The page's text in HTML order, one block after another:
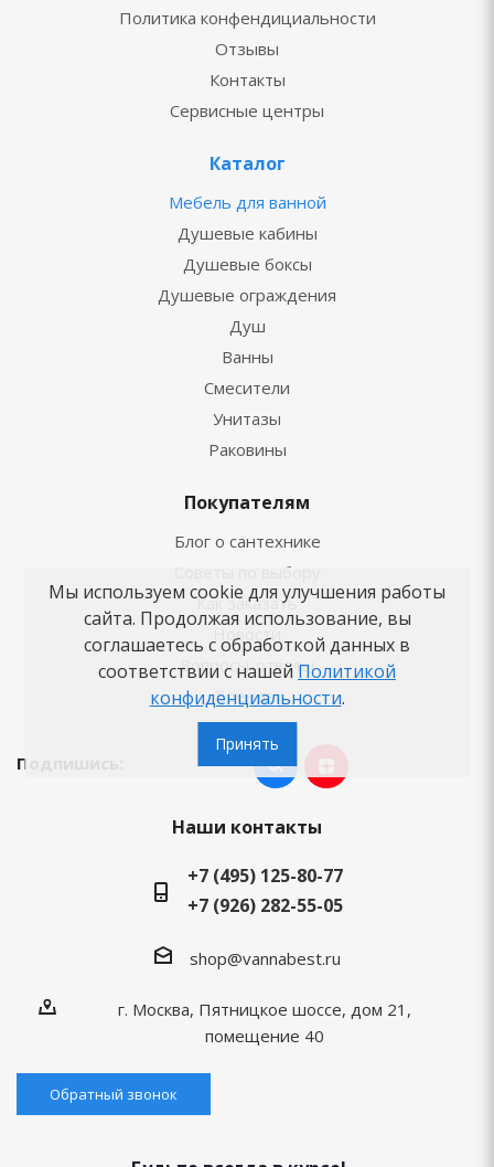
Политика конфендициальности
Отзывы
Контакты
Сервисные центры
Каталог
Мебель для ванной
Душевые кабины
Душевые боксы
Душевые ограждения
Душ
Ванны
Смесители
Унитазы
Раковины
Покупателям
Блог о сантехнике
Советы по выбору
Как заказать
Новости
Вопросы-ответы
Бренды
Подпишись:
Наши контакты
+7 (495) 125-80-77
+7 (926) 282-55-05
shop@vannabest.ru
г. Москва, Пятницкое шоссе, дом 21,
помещение 40
Обратный звонок
Мы используем cookie для улучшения работы
сайта. Продолжая использование, вы
соглашаетесь с обработкой данных в
соответствии с нашей Политикой
конфиденциальности.
Принять